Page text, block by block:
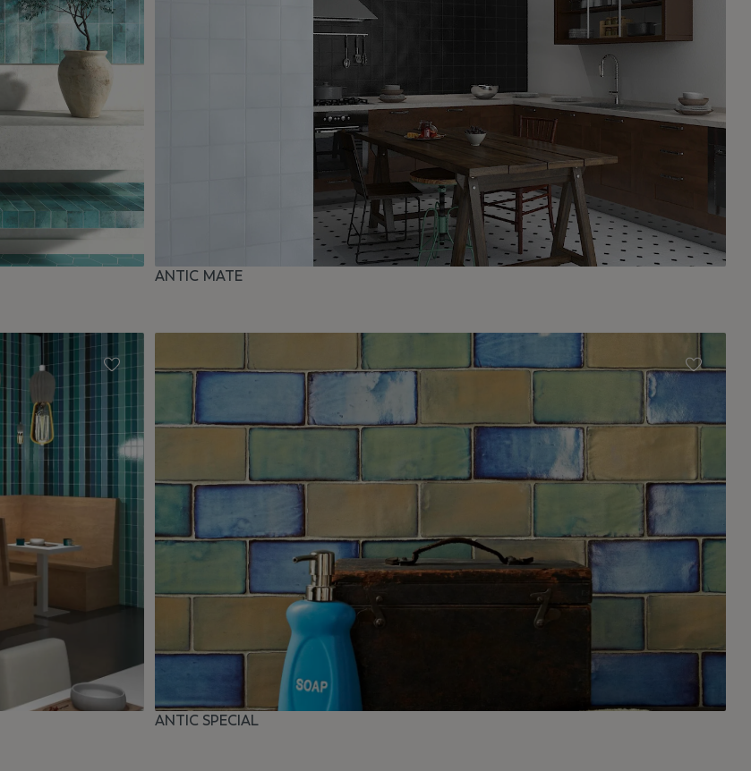
ANTIC MATE
ANTIC SPECIAL